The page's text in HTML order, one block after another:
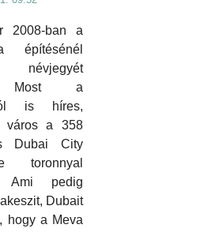
2008-ban a
építésénél
Most a
is híres,
város a 358
Dubai City
toronnyal
Ami pedig
Dubait
hogy a Meva